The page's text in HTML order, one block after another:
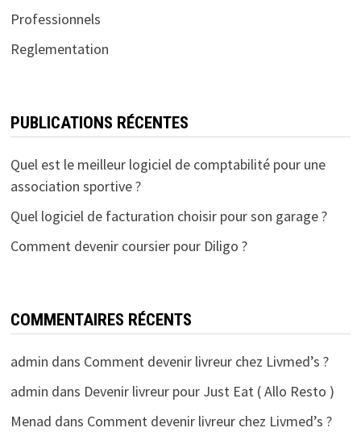
Professionnels
Reglementation
PUBLICATIONS RÉCENTES
Quel est le meilleur logiciel de comptabilité pour une
association sportive ?
Quel logiciel de facturation choisir pour son garage ?
Comment devenir coursier pour Diligo ?
COMMENTAIRES RÉCENTS
admin dans Comment devenir livreur chez Livmed’s ?
admin dans Devenir livreur pour Just Eat ( Allo Resto )
Menad dans Comment devenir livreur chez Livmed’s ?